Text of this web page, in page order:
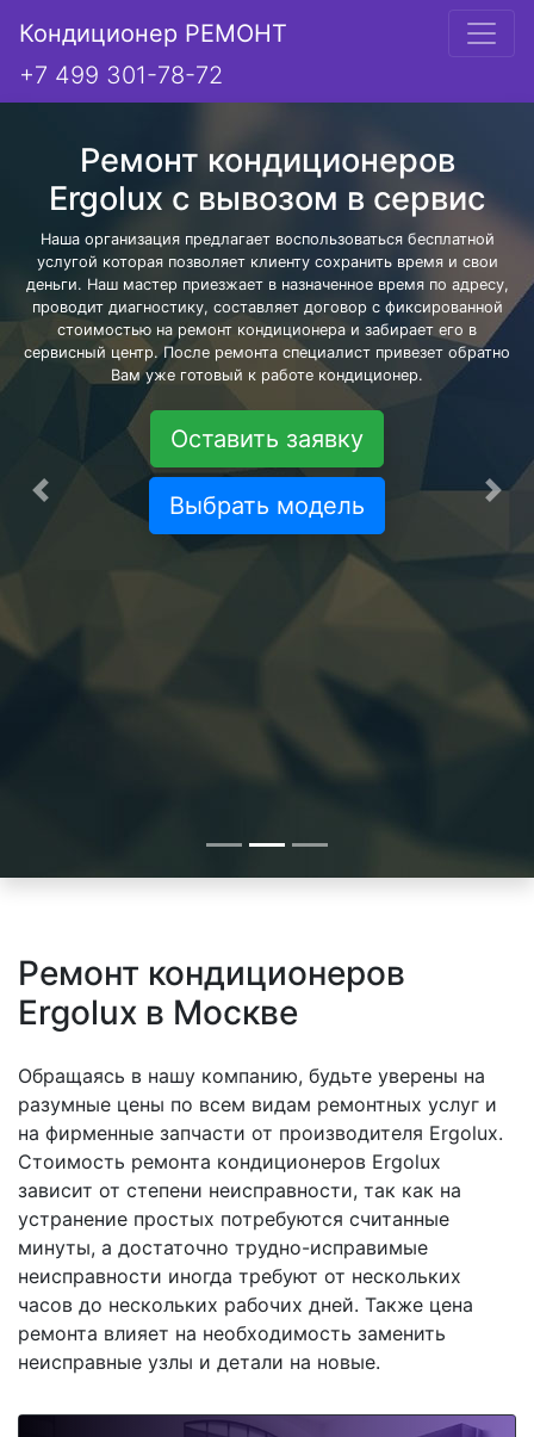
Кондиционер РЕМОНТ
+7 499 301-78-72
Ремонт кондиционеров
Ergolux с вывозом в сервис
Наша организация предлагает воспользоваться бесплатной
услугой которая позволяет клиенту сохранить время и свои
деньги. Наш мастер приезжает в назначенное время по адресу,
проводит диагностику, составляет договор с фиксированной
стоимостью на ремонт кондиционера и забирает его в
сервисный центр. После ремонта специалист привезет обратно
Вам уже готовый к работе кондиционер.
Оставить заявку
Выбрать модель
Предыдущая
Ремонт кондиционеров
Ergolux в Москве
Обращаясь в нашу компанию, будьте уверены на
разумные цены по всем видам ремонтных услуг и
на фирменные запчасти от производителя Ergolux.
Стоимость ремонта кондиционеров Ergolux
зависит от степени неисправности, так как на
устранение простых потребуются считанные
минуты, а достаточно трудно-исправимые
неисправности иногда требуют от нескольких
часов до нескольких рабочих дней. Также цена
ремонта влияет на необходимость заменить
неисправные узлы и детали на новые.